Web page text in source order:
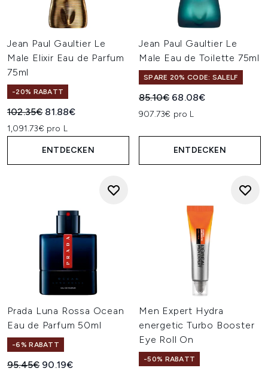
Jean Paul Gaultier Le
Male Elixir Eau de Parfum
75ml
-20% RABATT
Unverbindliche Preisempfehlung:
102.35€ Aktueller Preis:
81.88€
1,091.73€ pro L
ENTDECKEN
Jean Paul Gaultier Le
Male Eau de Toilette 75ml
SPARE 20% CODE: SALELF
Unverbindliche
85.10€ Aktueller Preis:
68.08€
907.73€ pro L
ENTDECKEN
Prada Luna Rossa Ocean
Eau de Parfum 50ml
-6% RABATT
Unverbindliche Preisempfehlung:
95.45€ Aktueller Preis:
90.19€
Men Expert Hydra
energetic Turbo Booster
Eye Roll On
-50% RABATT